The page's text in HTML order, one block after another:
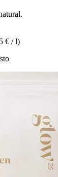
€ / l)